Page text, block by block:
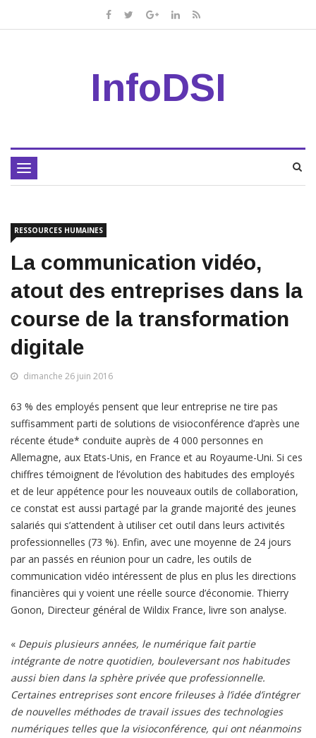
InfoDSI
Toggle
navigation
RESSOURCES HUMAINES
La communication vidéo,
atout des entreprises dans la
course de la transformation
digitale
dimanche 26 juin 2016
63 % des employés pensent que leur entreprise ne tire pas
suffisamment parti de solutions de visioconférence d’après une
récente étude* conduite auprès de 4 000 personnes en
Allemagne, aux Etats-Unis, en France et au Royaume-Uni. Si ces
chiffres témoignent de l’évolution des habitudes des employés
et de leur appétence pour les nouveaux outils de collaboration,
ce constat est aussi partagé par la grande majorité des jeunes
salariés qui s’attendent à utiliser cet outil dans leurs activités
professionnelles (73 %). Enfin, avec une moyenne de 24 jours
par an passés en réunion pour un cadre, les outils de
communication vidéo intéressent de plus en plus les directions
financières qui y voient une réelle source d’économie. Thierry
Gonon, Directeur général de Wildix France, livre son analyse.
« Depuis plusieurs années, le numérique fait partie
intégrante de notre quotidien, bouleversant nos habitudes
aussi bien dans la sphère privée que professionnelle.
Certaines entreprises sont encore frileuses à l’idée d’intégrer
de nouvelles méthodes de travail issues des technologies
numériques telles que la visioconférence, qui ont néanmoins